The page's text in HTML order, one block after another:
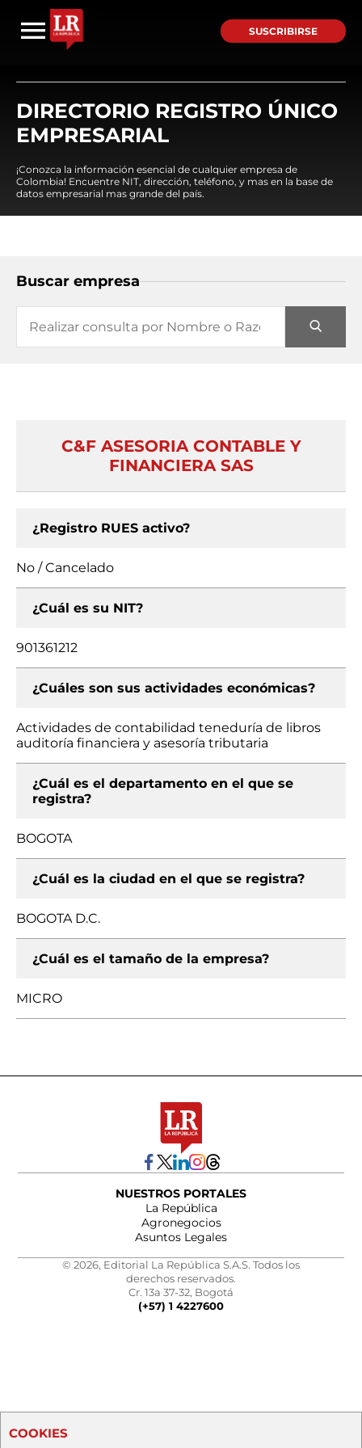
SUSCRIBIRSE
DIRECTORIO REGISTRO ÚNICO
EMPRESARIAL
¡Conozca la información esencial de cualquier empresa de
Colombia! Encuentre NIT, dirección, teléfono, y mas en la base de
datos empresarial mas grande del país.
Buscar empresa
C&F ASESORIA CONTABLE Y
FINANCIERA SAS
¿Registro RUES activo?
No / Cancelado
¿Cuál es su NIT?
901361212
¿Cuáles son sus actividades económicas?
Actividades de contabilidad teneduría de libros
auditoría financiera y asesoría tributaria
¿Cuál es el departamento en el que se
registra?
BOGOTA
¿Cuál es la ciudad en el que se registra?
BOGOTA D.C.
¿Cuál es el tamaño de la empresa?
MICRO
NUESTROS PORTALES
La República
Agronegocios
Asuntos Legales
© 2026, Editorial La República S.A.S. Todos los
derechos reservados.
Cr. 13a 37-32, Bogotá
(+57) 1 4227600
COOKIES